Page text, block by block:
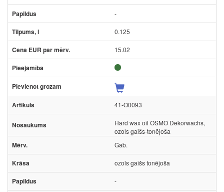
-
0.125
15.02
41-O0093
Hard wax oil OSMO Dekorwachs,
ozols gaišs-tonējoša
Gab.
ozols gaišs tonējoša
-